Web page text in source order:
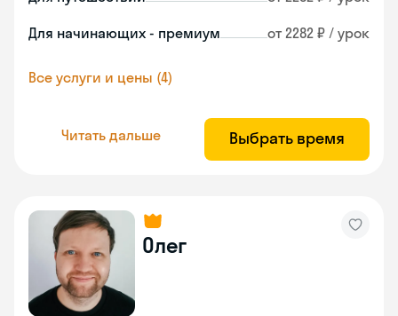
Для начинающих - премиум от 2282 ₽ / урок
Все услуги и цены (4)
Читать дальше Выбрать время
Олег